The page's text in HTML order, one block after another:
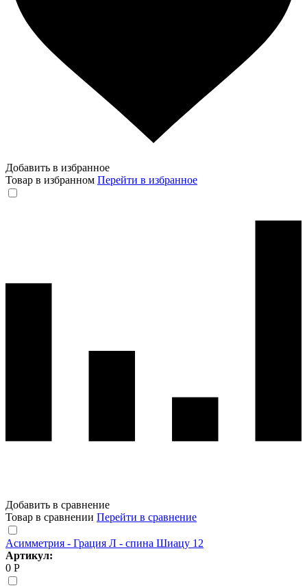
Добавить в избранное
Товар в избранном Перейти в избранное
Добавить в сравнение
Товар в сравнении Перейти в сравнение
Асимметрия - Грация Л - спина Шиацу 12
Артикул:
0 Р